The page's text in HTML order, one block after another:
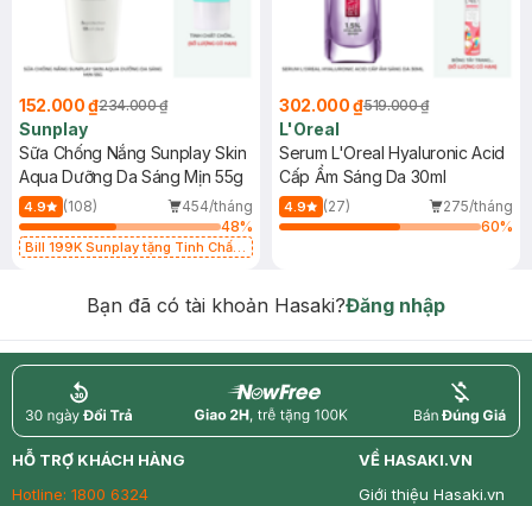
152.000 ₫234.000 ₫
Sunplay
Sữa Chống Nắng Sunplay Skin
Aqua Dưỡng Da Sáng Mịn 55g
4.9 (108)
454/tháng
48%
Bill 199K Sunplay tặng Tinh Chất
302.000 ₫519.000 ₫
L'Oreal
Serum L'Oreal Hyaluronic Acid
Cấp Ẩm Sáng Da 30ml
4.9 (27)
275/tháng
60%
Bạn đã có tài khoản Hasaki?Đăng nhập
return nowfree price
HỖ TRỢ KHÁCH HÀNG
Hotline: 1800 6324
VỀ HASAKI.VN
Giới thiệu Hasaki.vn